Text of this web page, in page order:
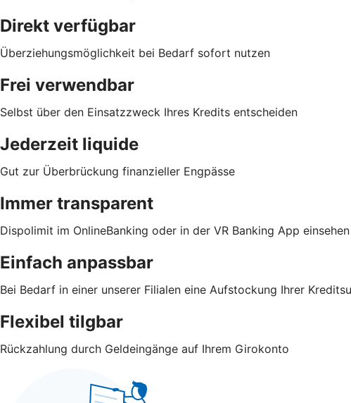
Direkt verfügbar
Überziehungsmöglichkeit bei Bedarf sofort nutzen
Frei verwendbar
Selbst über den Einsatzzweck Ihres Kredits entscheiden
Jederzeit liquide
Gut zur Überbrückung finanzieller Engpässe
Immer transparent
Dispolimit im OnlineBanking oder in der VR Banking App einsehen
Einfach anpassbar
Bei Bedarf in einer unserer Filialen eine Aufstockung Ihrer
Flexibel tilgbar
Rückzahlung durch Geldeingänge auf Ihrem Girokonto